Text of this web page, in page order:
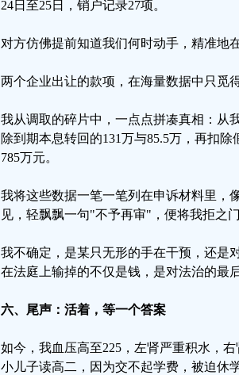
24日至25日，销户记录27项。
对方仿佛提前知道我们何时动手，精准地
两个企业出让的款项，在海量数据中只觅
我从调取的碎片中，一点点拼凑真相：从
除到期本息转回的131万与85.5万，再扣
785万元。
我将这些数据一笔一笔列在申诉材料里，
见，轻飘飘一句"不予再审"，便将我拒之门
我不确定，是某只无形的手在干预，还是
在法庭上输掉的不仅是钱，是对法治的最
六、尾声：活着，等一个答案
如今，我血压高至225，左肾严重积水，
小儿子读高二，因为交不起学费，被迫休